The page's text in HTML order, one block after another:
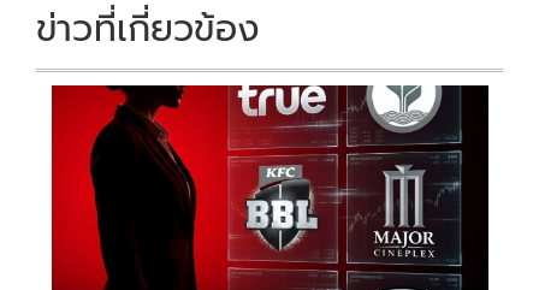
ข่าวที่เกี่ยวข้อง